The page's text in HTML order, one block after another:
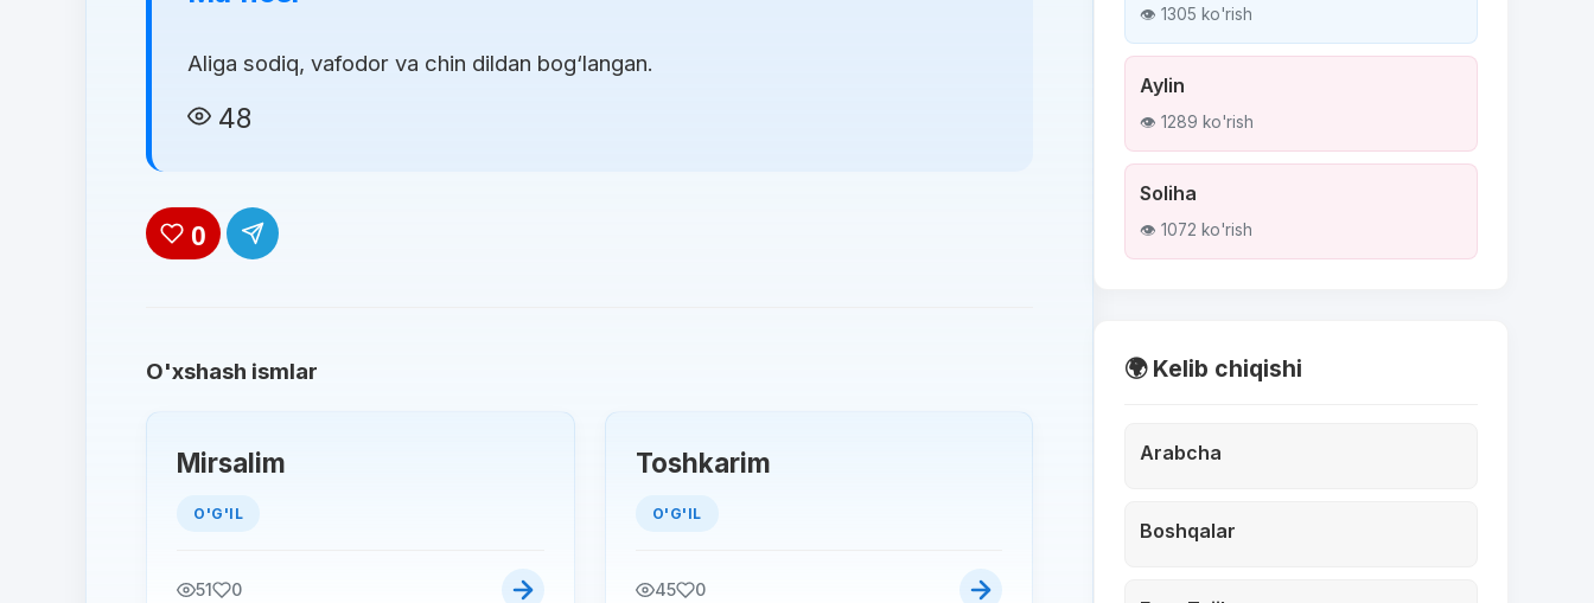
Aliga sodiq, vafodor va chin dildan bog‘langan.
48
0
O'xshash ismlar
Mirsalim
O'G'IL
51 0
Toshkarim
O'G'IL
45 0
👁 1305 ko'rish
Aylin
👁 1289 ko'rish
Soliha
👁 1072 ko'rish
🌍 Kelib chiqishi
Arabcha
Boshqalar